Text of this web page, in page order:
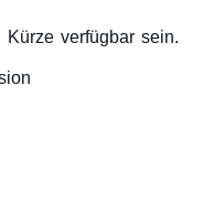
verfügbar sein.